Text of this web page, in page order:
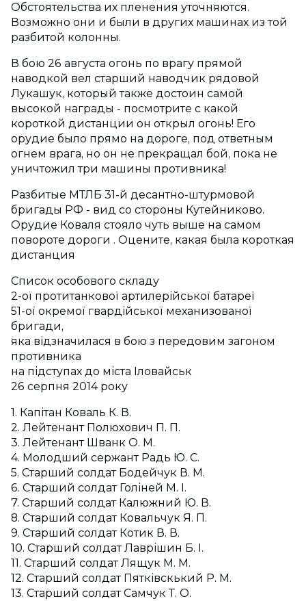
Обстоятельства их пленения уточняются.
Возможно они и были в других машинах из той
разбитой колонны.
В бою 26 августа огонь по врагу прямой
наводкой вел старший наводчик рядовой
Лукашук, который также достоин самой
высокой награды - посмотрите с какой
короткой дистанции он открыл огонь! Его
орудие было прямо на дороге, под ответным
огнем врага, но он не прекращал бой, пока не
уничтожил три машины противника!
Разбитые МТЛБ 31-й десантно-штурмовой
бригады РФ - вид со стороны Кутейниково.
Орудие Коваля стояло чуть выше на самом
повороте дороги . Оцените, какая была короткая
дистанция
Список особового складу
2-ої протитанкової артилерійської батареї
51-ої окремої гвардійської механизованої
бригади,
яка відзначилася в бою з передовим загоном
противника
на підступах до міста Іловайськ
26 серпня 2014 року
1. Капітан Коваль К. В.
2. Лейтенант Полюхович П. П.
3. Лейтенант Шванк О. М.
4. Молодший сержант Радь Ю. С.
5. Старший солдат Бодейчук В. М.
6. Старший солдат Голіней М. І.
7. Старший солдат Калюжний Ю. В.
8. Старший солдат Ковальчук Я. П.
9. Старший солдат Котик В. В.
10. Старший солдат Лаврішин Б. І.
11. Старший солдат Лящук М. М.
12. Старший солдат Пятківскький Р. М.
13. Старший солдат Самчук Т. О.